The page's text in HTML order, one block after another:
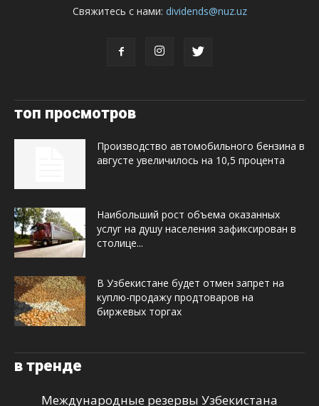
Свяжитесь с нами: dividends@nuz.uz
топ просмотров
Производство автомобильного бензина в
августе увеличилось на 10,5 процента
Наибольший рост объема оказанных
услуг на душу населения зафиксирован в
столице...
В Узбекистане будет отмен запрет на
куплю-продажу продтоваров на
биржевых торгах
в тренде
Международные резервы Узбекистана